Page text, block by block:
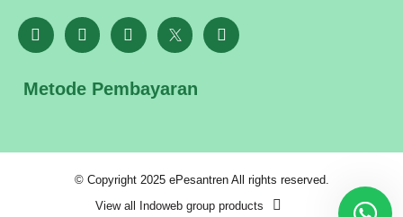
Metode Pembayaran
© Copyright 2025 ePesantren All rights reserved.
View all Indoweb group products